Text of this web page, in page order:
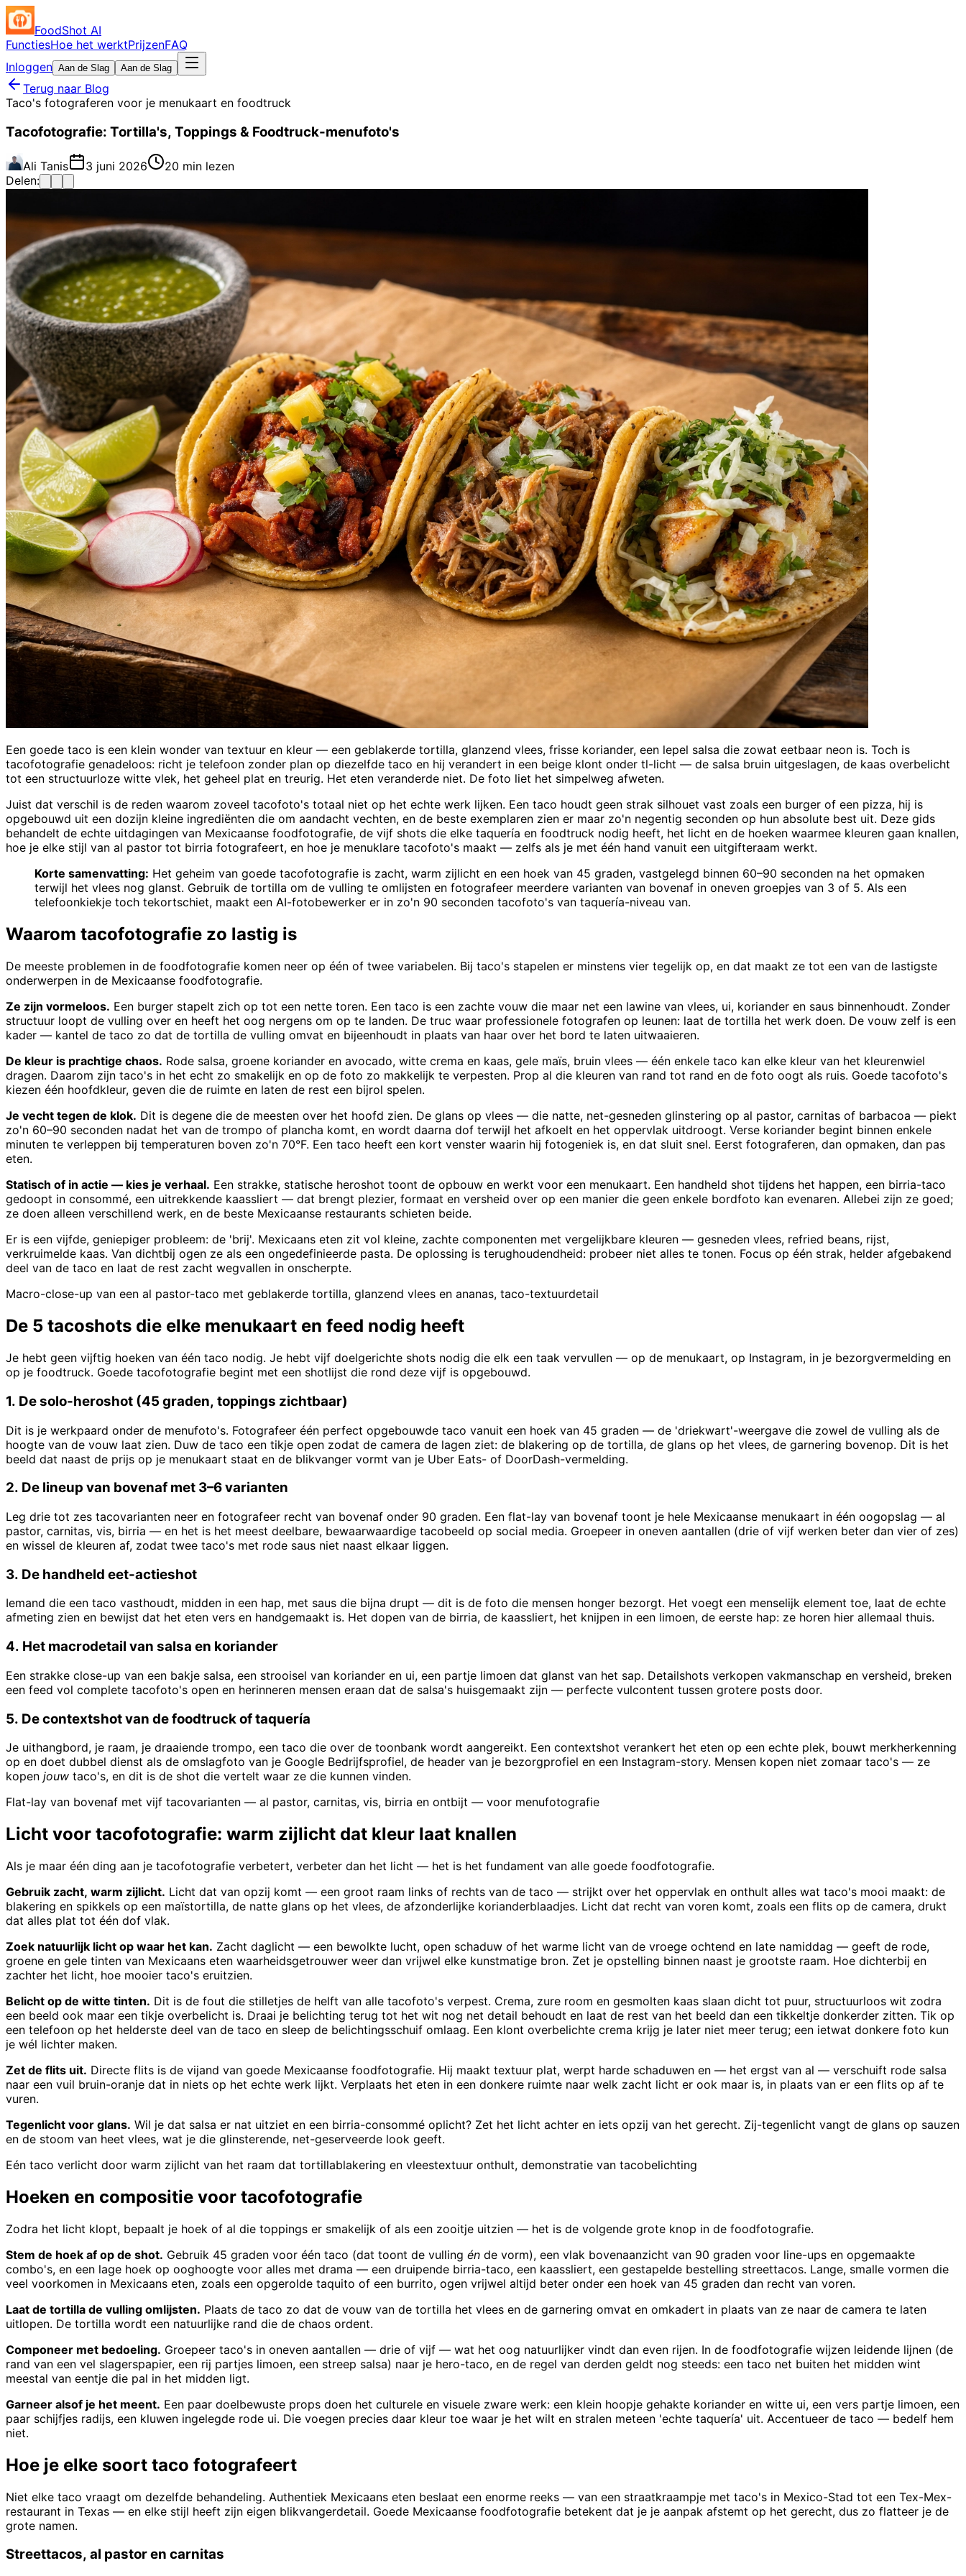
FoodShot AI
FunctiesHoe het werktPrijzenFAQ
Inloggen Aan de Slag Aan de Slag
Terug naar Blog
Taco's fotograferen voor je menukaart en foodtruck
Tacofotografie: Tortilla's, Toppings & Foodtruck-menufoto's
Ali Tanis 3 juni 2026
20 min lezen
Delen:
Een goede taco is een klein wonder van textuur en kleur — een geblakerde tortilla, glanzend vlees, frisse koriander, een lepel salsa die zowat eetbaar neon is. Toch is
tacofotografie genadeloos: richt je telefoon zonder plan op diezelfde taco en hij verandert in een beige klont onder tl-licht — de salsa bruin uitgeslagen, de kaas overbelicht
tot een structuurloze witte vlek, het geheel plat en treurig. Het eten veranderde niet. De foto liet het simpelweg afweten.
Juist dat verschil is de reden waarom zoveel tacofoto's totaal niet op het echte werk lijken. Een taco houdt geen strak silhouet vast zoals een burger of een pizza, hij is
opgebouwd uit een dozijn kleine ingrediënten die om aandacht vechten, en de beste exemplaren zien er maar zo'n negentig seconden op hun absolute best uit. Deze gids
behandelt de echte uitdagingen van Mexicaanse foodfotografie, de vijf shots die elke taquería en foodtruck nodig heeft, het licht en de hoeken waarmee kleuren gaan knallen,
hoe je elke stijl van al pastor tot birria fotografeert, en hoe je menuklare tacofoto's maakt — zelfs als je met één hand vanuit een uitgifteraam werkt.
Korte samenvatting: Het geheim van goede tacofotografie is zacht, warm zijlicht en een hoek van 45 graden, vastgelegd binnen 60–90 seconden na het opmaken
terwijl het vlees nog glanst. Gebruik de tortilla om de vulling te omlijsten en fotografeer meerdere varianten van bovenaf in oneven groepjes van 3 of 5. Als een
telefoonkiekje toch tekortschiet, maakt een AI-fotobewerker er in zo'n 90 seconden tacofoto's van taquería-niveau van.
Waarom tacofotografie zo lastig is
De meeste problemen in de foodfotografie komen neer op één of twee variabelen. Bij taco's stapelen er minstens vier tegelijk op, en dat maakt ze tot een van de lastigste
onderwerpen in de Mexicaanse foodfotografie.
Ze zijn vormeloos. Een burger stapelt zich op tot een nette toren. Een taco is een zachte vouw die maar net een lawine van vlees, ui, koriander en saus binnenhoudt. Zonder
structuur loopt de vulling over en heeft het oog nergens om op te landen. De truc waar professionele fotografen op leunen: laat de tortilla het werk doen. De vouw zelf is een
kader — kantel de taco zo dat de tortilla de vulling omvat en bijeenhoudt in plaats van haar over het bord te laten uitwaaieren.
De kleur is prachtige chaos. Rode salsa, groene koriander en avocado, witte crema en kaas, gele maïs, bruin vlees — één enkele taco kan elke kleur van het kleurenwiel
dragen. Daarom zijn taco's in het echt zo smakelijk en op de foto zo makkelijk te verpesten. Prop al die kleuren van rand tot rand en de foto oogt als ruis. Goede tacofoto's
kiezen één hoofdkleur, geven die de ruimte en laten de rest een bijrol spelen.
Je vecht tegen de klok. Dit is degene die de meesten over het hoofd zien. De glans op vlees — die natte, net-gesneden glinstering op al pastor, carnitas of barbacoa — piekt
zo'n 60–90 seconden nadat het van de trompo of plancha komt, en wordt daarna dof terwijl het afkoelt en het oppervlak uitdroogt. Verse koriander begint binnen enkele
minuten te verleppen bij temperaturen boven zo'n 70°F. Een taco heeft een kort venster waarin hij fotogeniek is, en dat sluit snel. Eerst fotograferen, dan opmaken, dan pas
eten.
Statisch of in actie — kies je verhaal. Een strakke, statische heroshot toont de opbouw en werkt voor een menukaart. Een handheld shot tijdens het happen, een birria-taco
gedoopt in consommé, een uitrekkende kaassliert — dat brengt plezier, formaat en versheid over op een manier die geen enkele bordfoto kan evenaren. Allebei zijn ze goed;
ze doen alleen verschillend werk, en de beste Mexicaanse restaurants schieten beide.
Er is een vijfde, geniepiger probleem: de 'brij'. Mexicaans eten zit vol kleine, zachte componenten met vergelijkbare kleuren — gesneden vlees, refried beans, rijst,
verkruimelde kaas. Van dichtbij ogen ze als een ongedefinieerde pasta. De oplossing is terughoudendheid: probeer niet alles te tonen. Focus op één strak, helder afgebakend
deel van de taco en laat de rest zacht wegvallen in onscherpte.
Macro-close-up van een al pastor-taco met geblakerde tortilla, glanzend vlees en ananas, taco-textuurdetail
De 5 tacoshots die elke menukaart en feed nodig heeft
Je hebt geen vijftig hoeken van één taco nodig. Je hebt vijf doelgerichte shots nodig die elk een taak vervullen — op de menukaart, op Instagram, in je bezorgvermelding en
op je foodtruck. Goede tacofotografie begint met een shotlijst die rond deze vijf is opgebouwd.
1. De solo-heroshot (45 graden, toppings zichtbaar)
Dit is je werkpaard onder de menufoto's. Fotografeer één perfect opgebouwde taco vanuit een hoek van 45 graden — de 'driekwart'-weergave die zowel de vulling als de
hoogte van de vouw laat zien. Duw de taco een tikje open zodat de camera de lagen ziet: de blakering op de tortilla, de glans op het vlees, de garnering bovenop. Dit is het
beeld dat naast de prijs op je menukaart staat en de blikvanger vormt van je Uber Eats- of DoorDash-vermelding.
2. De lineup van bovenaf met 3–6 varianten
Leg drie tot zes tacovarianten neer en fotografeer recht van bovenaf onder 90 graden. Een flat-lay van bovenaf toont je hele Mexicaanse menukaart in één oogopslag — al
pastor, carnitas, vis, birria — en het is het meest deelbare, bewaarwaardige tacobeeld op social media. Groepeer in oneven aantallen (drie of vijf werken beter dan vier of zes)
en wissel de kleuren af, zodat twee taco's met rode saus niet naast elkaar liggen.
3. De handheld eet-actieshot
Iemand die een taco vasthoudt, midden in een hap, met saus die bijna drupt — dit is de foto die mensen honger bezorgt. Het voegt een menselijk element toe, laat de echte
afmeting zien en bewijst dat het eten vers en handgemaakt is. Het dopen van de birria, de kaassliert, het knijpen in een limoen, de eerste hap: ze horen hier allemaal thuis.
4. Het macrodetail van salsa en koriander
Een strakke close-up van een bakje salsa, een strooisel van koriander en ui, een partje limoen dat glanst van het sap. Detailshots verkopen vakmanschap en versheid, breken
een feed vol complete tacofoto's open en herinneren mensen eraan dat de salsa's huisgemaakt zijn — perfecte vulcontent tussen grotere posts door.
5. De contextshot van de foodtruck of taquería
Je uithangbord, je raam, je draaiende trompo, een taco die over de toonbank wordt aangereikt. Een contextshot verankert het eten op een echte plek, bouwt merkherkenning
op en doet dubbel dienst als de omslagfoto van je Google Bedrijfsprofiel, de header van je bezorgprofiel en een Instagram-story. Mensen kopen niet zomaar taco's — ze
kopen jouw taco's, en dit is de shot die vertelt waar ze die kunnen vinden.
Flat-lay van bovenaf met vijf tacovarianten — al pastor, carnitas, vis, birria en ontbijt — voor menufotografie
Licht voor tacofotografie: warm zijlicht dat kleur laat knallen
Als je maar één ding aan je tacofotografie verbetert, verbeter dan het licht — het is het fundament van alle goede foodfotografie.
Gebruik zacht, warm zijlicht. Licht dat van opzij komt — een groot raam links of rechts van de taco — strijkt over het oppervlak en onthult alles wat taco's mooi maakt: de
blakering en spikkels op een maïstortilla, de natte glans op het vlees, de afzonderlijke korianderblaadjes. Licht dat recht van voren komt, zoals een flits op de camera, drukt
dat alles plat tot één dof vlak.
Zoek natuurlijk licht op waar het kan. Zacht daglicht — een bewolkte lucht, open schaduw of het warme licht van de vroege ochtend en late namiddag — geeft de rode,
groene en gele tinten van Mexicaans eten waarheidsgetrouwer weer dan vrijwel elke kunstmatige bron. Zet je opstelling binnen naast je grootste raam. Hoe dichterbij en
zachter het licht, hoe mooier taco's eruitzien.
Belicht op de witte tinten. Dit is de fout die stilletjes de helft van alle tacofoto's verpest. Crema, zure room en gesmolten kaas slaan dicht tot puur, structuurloos wit zodra
een beeld ook maar een tikje overbelicht is. Draai je belichting terug tot het wit nog net detail behoudt en laat de rest van het beeld dan een tikkeltje donkerder zitten. Tik op
een telefoon op het helderste deel van de taco en sleep de belichtingsschuif omlaag. Een klont overbelichte crema krijg je later niet meer terug; een ietwat donkere foto kun
je wél lichter maken.
Zet de flits uit. Directe flits is de vijand van goede Mexicaanse foodfotografie. Hij maakt textuur plat, werpt harde schaduwen en — het ergst van al — verschuift rode salsa
naar een vuil bruin-oranje dat in niets op het echte werk lijkt. Verplaats het eten in een donkere ruimte naar welk zacht licht er ook maar is, in plaats van er een flits op af te
vuren.
Tegenlicht voor glans. Wil je dat salsa er nat uitziet en een birria-consommé oplicht? Zet het licht achter en iets opzij van het gerecht. Zij-tegenlicht vangt de glans op sauzen
en de stoom van heet vlees, wat je die glinsterende, net-geserveerde look geeft.
Eén taco verlicht door warm zijlicht van het raam dat tortillablakering en vleestextuur onthult, demonstratie van tacobelichting
Hoeken en compositie voor tacofotografie
Zodra het licht klopt, bepaalt je hoek of al die toppings er smakelijk of als een zooitje uitzien — het is de volgende grote knop in de foodfotografie.
Stem de hoek af op de shot. Gebruik 45 graden voor één taco (dat toont de vulling én de vorm), een vlak bovenaanzicht van 90 graden voor line-ups en opgemaakte
combo's, en een lage hoek op ooghoogte voor alles met drama — een druipende birria-taco, een kaassliert, een gestapelde bestelling streettacos. Lange, smalle vormen die
veel voorkomen in Mexicaans eten, zoals een opgerolde taquito of een burrito, ogen vrijwel altijd beter onder een hoek van 45 graden dan recht van voren.
Laat de tortilla de vulling omlijsten. Plaats de taco zo dat de vouw van de tortilla het vlees en de garnering omvat en omkadert in plaats van ze naar de camera te laten
uitlopen. De tortilla wordt een natuurlijke rand die de chaos ordent.
Componeer met bedoeling. Groepeer taco's in oneven aantallen — drie of vijf — wat het oog natuurlijker vindt dan even rijen. In de foodfotografie wijzen leidende lijnen (de
rand van een vel slagerspapier, een rij partjes limoen, een streep salsa) naar je hero-taco, en de regel van derden geldt nog steeds: een taco net buiten het midden wint
meestal van eentje die pal in het midden ligt.
Garneer alsof je het meent. Een paar doelbewuste props doen het culturele en visuele zware werk: een klein hoopje gehakte koriander en witte ui, een vers partje limoen, een
paar schijfjes radijs, een kluwen ingelegde rode ui. Die voegen precies daar kleur toe waar je het wilt en stralen meteen 'echte taquería' uit. Accentueer de taco — bedelf hem
niet.
Hoe je elke soort taco fotografeert
Niet elke taco vraagt om dezelfde behandeling. Authentiek Mexicaans eten beslaat een enorme reeks — van een straatkraampje met taco's in Mexico-Stad tot een Tex-Mex-
restaurant in Texas — en elke stijl heeft zijn eigen blikvangerdetail. Goede Mexicaanse foodfotografie betekent dat je je aanpak afstemt op het gerecht, dus zo flatteer je de
grote namen.
Streettacos, al pastor en carnitas